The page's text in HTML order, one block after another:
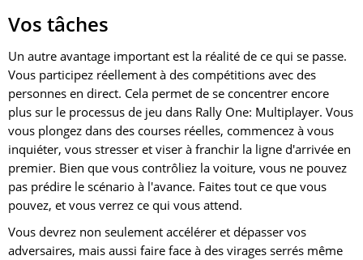
Vos tâches
Un autre avantage important est la réalité de ce qui se passe.
Vous participez réellement à des compétitions avec des
personnes en direct. Cela permet de se concentrer encore
plus sur le processus de jeu dans Rally One: Multiplayer. Vous
vous plongez dans des courses réelles, commencez à vous
inquiéter, vous stresser et viser à franchir la ligne d'arrivée en
premier. Bien que vous contrôliez la voiture, vous ne pouvez
pas prédire le scénario à l'avance. Faites tout ce que vous
pouvez, et vous verrez ce qui vous attend.
Vous devrez non seulement accélérer et dépasser vos
adversaires, mais aussi faire face à des virages serrés même